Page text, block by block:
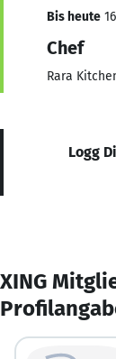
Bis heute
Chef
Rara
Logg
XING